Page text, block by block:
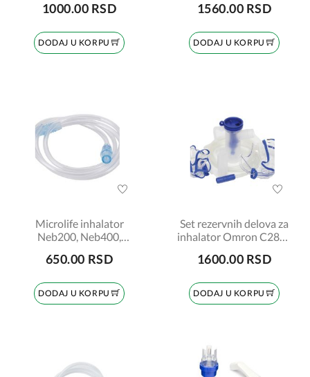
1000.00 RSD
DODAJ U KORPU
1560.00 RSD
DODAJ U KORPU
Microlife inhalator
Neb200, Neb400,
crevo
650.00 RSD
DODAJ U KORPU
Set rezervnih delova za
inhalator Omron C28P i
1600.00 RSD
DODAJ U KORPU